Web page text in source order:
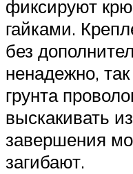
фиксируют
гайками.
без
ненадежно,
грунта
выскакивать
завершения
загибают.